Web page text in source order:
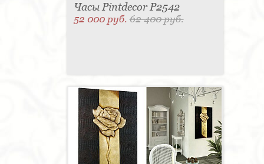
Часы Pintdecor P2542
52 000 руб.62 400 руб.